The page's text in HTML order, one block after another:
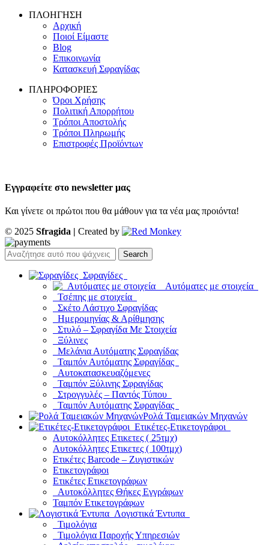
ΠΛΟΗΓΗΣΗ
Αρχική
Ποιοί Είμαστε
Blog
Επικοινωνία
Κατασκευή Σφραγίδας
ΠΛΗΡΟΦΟΡΙΕΣ
Όροι Χρήσης
Πολιτική Απορρήτου
Τρόποι Αποστολής
Τρόποι Πληρωμής
Επιστροφές Προϊόντων
Εγγραφείτε στο newsletter μας
Και γίνετε οι πρώτοι που θα μάθουν για τα νέα μας προιόντα!
© 2025 Sfragida | Created by
Search
Σφραγίδες
Αυτόματες με στοιχεία
Τσέπης με στοιχεία
Σκέτο Λάστιχο Σφραγίδας
Ημερομηνίας & Αρίθμησης
Στυλό – Σφραγίδα Με Στοιχεία
Ξύλινες
Μελάνια Αυτόματης Σφραγίδας
Ταμπόν Αυτόματης Σφραγίδας
Αυτοκατασκευαζόμενες
Ταμπόν Ξύλινης Σφραγίδας
Στρογγυλές – Παντός Τύπου
Ταμπόν Αυτόματης Σφραγίδας
Ρολά Ταμειακών Μηχανών
Ετικέτες-Ετικετογράφοι
Αυτοκόλλητες Ετικετες ( 25τμχ)
Αυτοκόλλητες Ετικετες ( 100τμχ)
Ετικέτες Barcode – Ζυγιστικών
Ετικετογράφοι
Ετικέτες Ετικετογράφων
Αυτοκόλλητες Θήκες Εγγράφων
Ταμπόν Ετικετογράφων
Λογιστικά Έντυπα
Τιμολόγια
Τιμολόγια Παροχής Υπηρεσιών